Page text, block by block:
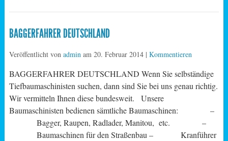
BAGGERFAHRER DEUTSCHLAND
Veröffentlicht von adminam 20. Februar 2014| Kommentieren
BAGGERFAHRER DEUTSCHLAND Wenn Sie selbständige
Tiefbaumaschinisten suchen, dann sind Sie bei uns genau richtig.
Wir vermitteln Ihnen diese bundesweit. Unsere
Baumaschinisten bedienen sämtliche Baumaschinen: –
Bagger, Raupen, Radlader, Manitou, etc. –
Baumaschinen für den Straßenbau – Kranführer